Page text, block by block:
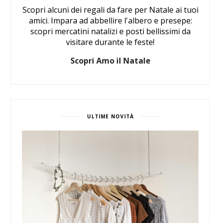
Scopri alcuni dei regali da fare per Natale ai tuoi
amici. Impara ad abbellire l'albero e presepe:
scopri mercatini natalizi e posti bellissimi da
visitare durante le feste!
Scopri Amo il Natale
ULTIME NOVITÀ